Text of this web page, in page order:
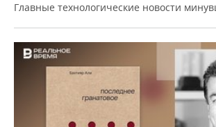
Главные технологические новости